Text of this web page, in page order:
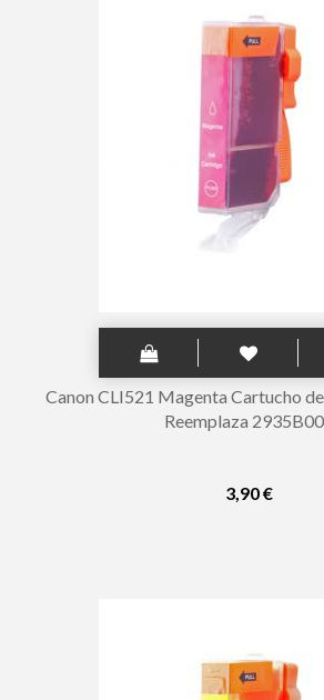
Canon CLI521 Magenta Cartucho
Reemplaza
3,90 €